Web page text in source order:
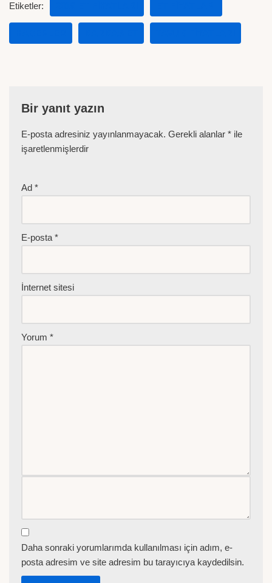
Etiketler:
Bir yanıt yazın
E-posta adresiniz yayınlanmayacak. Gerekli alanlar * ile
işaretlenmişlerdir
Ad *
E-posta*
İnternet sitesi
Yorum *
Daha sonraki yorumlarımda kullanılması için adım, e-
posta adresim ve site adresim bu tarayıcıya kaydedilsin.